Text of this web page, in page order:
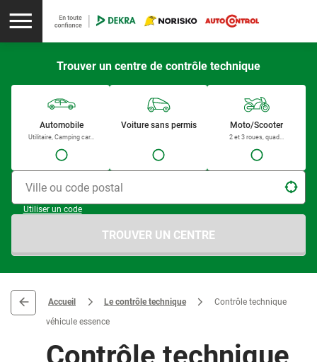
Trouver un centre de contrôle technique
Automobile
Utilitaire, Camping car...
Voiture sans permis Moto/Scooter
2 et 3 roues, quad...
Ville ou code postal
Utiliser un code
TROUVER UN CENTRE
Accueil Le contrôle technique
Contrôle technique
véhicule essence